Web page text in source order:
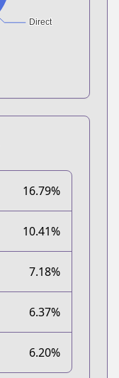
16.79%
10.41%
7.18%
6.37%
6.20%